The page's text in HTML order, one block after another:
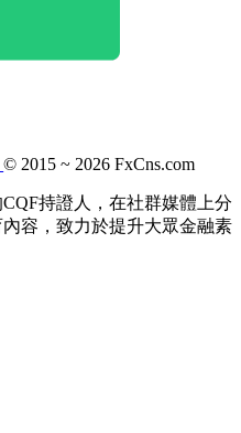
© 2015 ~ 2026FxCns.com
持證人，在社群媒體上分
容，致力於提升大眾金融素